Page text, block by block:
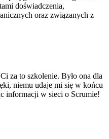
doświadczenia,
oraz związanych z
za to szkolenie. Było ona dla
niemu udaje mi się w końcu
informacji w sieci o Scrumie!